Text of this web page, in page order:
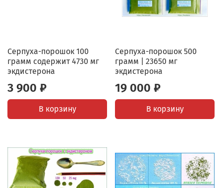
Серпуха-порошок 100
грамм содержит 4730 мг
экдистерона
3 900 ₽
В корзину
Серпуха-порошок 500
грамм | 23650 мг
экдистерона
19 000 ₽
В корзину